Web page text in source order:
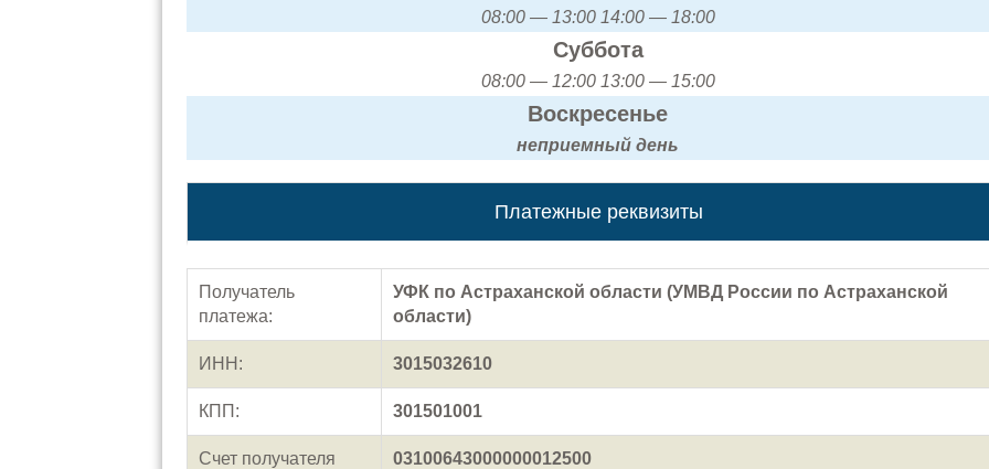
08:00 — 13:00 14:00 — 18:00
Суббота
08:00 — 12:00 13:00 — 15:00
Воскресенье
неприемный день
Платежные реквизиты
Получатель
платежа:
УФК по Астраханской области (УМВД России по Астраханской
области)
ИНН: 3015032610
КПП: 301501001
Счет получателя
03100643000000012500